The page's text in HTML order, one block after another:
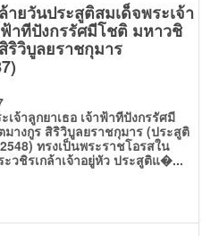
ยวันประสูติสมเด็จพระเจ้า
ฟ้าทีปังกรรัศมีโชติ มหาวชิ
ริวิบูลยราชกุมาร
ลูกยาเธอ เจ้าฟ้าทีปังกรรัศมี
างกูร สิริวิบูลยราชกุมาร (ประสูติ
ทรงเป็นพระราชโอรสใน
วชิรเกล้าเจ้าอยู่หัว ประสูติแ�...